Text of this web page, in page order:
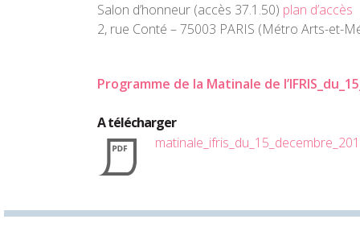
Salon d’honneur (accès 37.1.50) plan d’accès
2, rue Conté – 75003 PARIS (Métro Arts-et-
Programme de la Matinale de
A télécharger